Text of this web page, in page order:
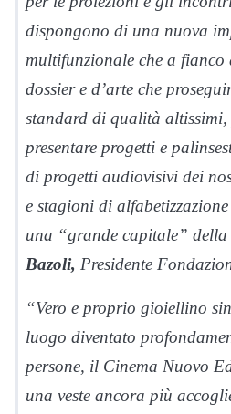
dispongono di una nuova
multifunzionale che a
dossier e d’arte che
standard di qualità altissimi,
presentare progetti e
di progetti audiovisivi dei
e stagioni di
una “grande capitale”
Bazoli, Presidente
“Vero e proprio gioiellino
luogo diventato
persone, il Cinema Nuovo
una veste ancora più